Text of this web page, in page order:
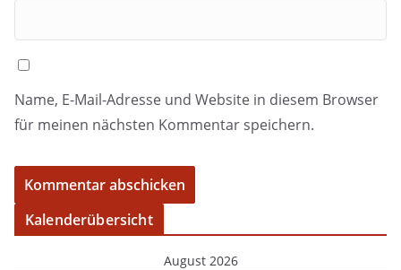
Name, E-Mail-Adresse und Website in diesem Browser
für meinen nächsten Kommentar speichern.
Kalenderübersicht
August 2026